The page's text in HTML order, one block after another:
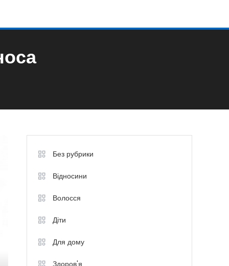
Без рубрики
Відносини
Волосся
Діти
Для дому
Здоров'я